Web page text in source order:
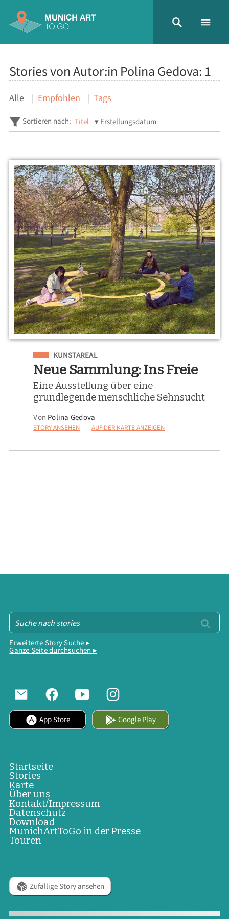
Stories von Autor:in Polina Gedova: 1
Alle Empfohlen Tags
Sortieren nach: Titel Erstellungsdatum
Eingeordnet unter
KUNSTAREAL
Neue Sammlung: Ins Freie
Eine Ausstellung über eine
grundlegende menschliche Sehnsucht
Von Polina Gedova
STORY ANSEHEN — AUF DER KARTE ANZEIGEN
Erweiterte Story Suche ▸
Ganze Seite durchsuchen ▸
App Store Google Play
Startseite
Stories
Karte
Über uns
Kontakt/Impressum
Datenschutz
Download
MunichArtToGo in der Presse
Touren
Zufällige Story ansehen